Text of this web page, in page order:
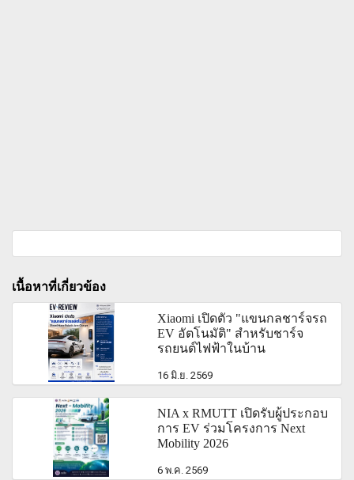
เนื้อหาที่เกี่ยวข้อง
Xiaomi เปิดตัว "แขนกลชาร์จรถ
EV อัตโนมัติ" สำหรับชาร์จ
รถยนต์ไฟฟ้าในบ้าน
16 มิ.ย. 2569
NIA x RMUTT เปิดรับผู้ประกอบ
การ EV ร่วมโครงการ Next
Mobility 2026
6 พ.ค. 2569